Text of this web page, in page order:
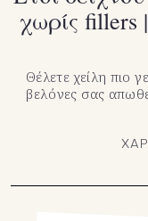
χωρίς fillers
Θέλετε χείλη πιο
βελόνες σας